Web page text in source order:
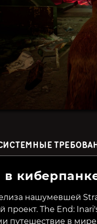
Shadows of Doubt
499₽ 43%
в
нашумевшей
проект. The End:
путешествие в